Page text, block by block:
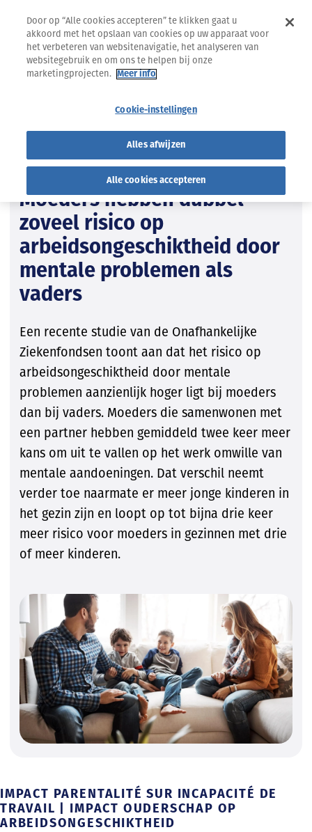
02.06.2026
Arbeidsongeschiktheid Geestelijke gezondheid
Moeders hebben dubbel
zoveel risico op
arbeidsongeschiktheid door
mentale problemen als
vaders
Een recente studie van de Onafhankelijke
Ziekenfondsen toont aan dat het risico op
arbeidsongeschiktheid door mentale
problemen aanzienlijk hoger ligt bij moeders
dan bij vaders. Moeders die samenwonen met
een partner hebben gemiddeld twee keer meer
kans om uit te vallen op het werk omwille van
mentale aandoeningen. Dat verschil neemt
verder toe naarmate er meer jonge kinderen in
het gezin zijn en loopt op tot bijna drie keer
meer risico voor moeders in gezinnen met drie
of meer kinderen.
IMPACT PARENTALITÉ SUR INCAPACITÉ DE
TRAVAIL | IMPACT OUDERSCHAP OP
ARBEIDSONGESCHIKTHEID
Door op “Alle cookies accepteren” te klikken gaat u
akkoord met het opslaan van cookies op uw apparaat voor
het verbeteren van websitenavigatie, het analyseren van
websitegebruik en om ons te helpen bij onze
marketingprojecten.
Meer info
Cookie-instellingen
Alles afwijzen
Alle cookies accepteren